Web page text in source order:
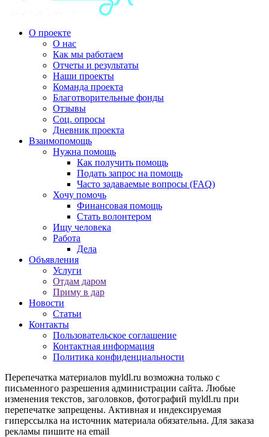
О проекте
О нас
Как мы работаем
Отчеты и результаты
Наши проекты
Команда проекта
Благотворительные фонды
Отзывы
Соц. опросы
Дневник проекта
Взаимопомощь
Нужна помощь
Как получить помощь
Подать запрос на помощь
Часто задаваемые вопросы (FAQ)
Хочу помочь
Финансовая помощь
Стать волонтером
Ищу человека
Работа
Дела
Объявления
Услуги
Отдам даром
Приму в дар
Новости
Статьи
Контакты
Пользовательское соглашение
Контактная информация
Политика конфиденциальности
Перепечатка материалов myldl.ru возможна только с
письменного разрешения администрации сайта. Любые
изменения текстов, заголовков, фотографий myldl.ru при
перепечатке запрещены. Активная и индексируемая
гиперссылка на источник материала обязательна. Для заказа
рекламы пишите на еmail